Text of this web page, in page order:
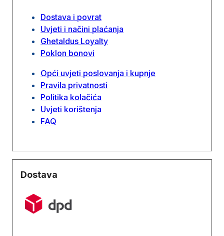
Dostava i povrat
Uvjeti i načini plaćanja
Ghetaldus Loyalty
Poklon bonovi
Opći uvjeti poslovanja i kupnje
Pravila privatnosti
Politika kolačića
Uvjeti korištenja
FAQ
Dostava